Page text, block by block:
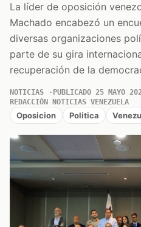
La líder de oposición
Machado encabezó un
diversas organizaciones
parte de su gira
recuperación de la
NOTICIAS PUBLICADO 25 MAYO
REDACCIÓN NOTICIAS VENEZUELA
Oposicion Politica